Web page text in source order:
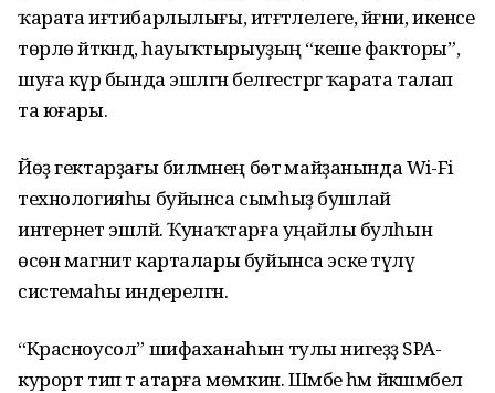
ҡарата иғтибарлылығы, итәғәтлелеге, йәғни, икенсе
төрлө әйткәндә, һауыҡтырыуҙың “кеше факторы”,
шуға күрә бында эшләгән белгестәргә ҡарата талап
та юғары.
Йөҙ гектарҙағы биләмәнең бөтә майҙанында Wi-Fi
технологияһы буйынса сымһыҙ бушлай
интернет эшләй. Ҡунаҡтарға уңайлы булһын
өсөн магнит карталары буйынса эске түләү
системаһы индерелгән.
“Красноусол” шифаханаһын тулы нигеҙҙә SPA-
курорт тип тә атарға мөмкин. Шәмбе һәм йәкшәмбелә